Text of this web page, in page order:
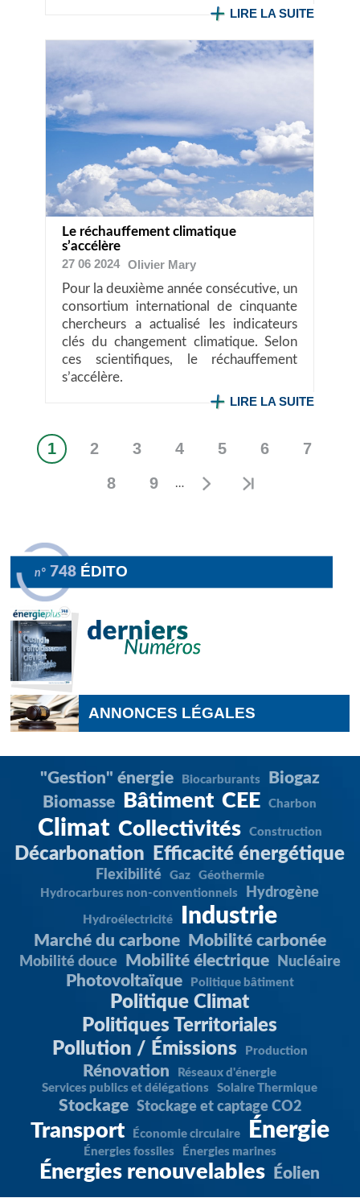
LIRE LA SUITE
Le réchauffement climatique
s’accélère
27 06 2024 Olivier Mary
Pour la deuxième année consécutive, un
consortium international de cinquante
chercheurs a actualisé les indicateurs
clés du changement climatique. Selon
ces scientifiques, le réchauffement
s’accélère.
LIRE LA SUITE
Pagination
Page
courante
1 Page
2 Page
3 Page
4 Page
5 Page
6 Page
7
Page
8 Page
9 …
n° 748 ÉDITO
ANNONCES LÉGALES
"Gestion" énergie Biocarburants
Biogaz
Biomasse
Bâtiment CEE Charbon
Climat Collectivités Construction
Décarbonation Efficacité énergétique
Flexibilité Gaz
Géothermie
Hydrocarbures non-conventionnels
Hydrogène
Hydroélectricité Industrie
Marché du carbone Mobilité carbonée
Mobilité douce Mobilité électrique Nucléaire
Photovoltaïque Politique bâtiment
Politique Climat
Politiques Territoriales
Pollution / Émissions
Production
Rénovation
Réseaux d'énergie
Services publics et délégations
Solaire Thermique
Stockage Stockage et captage CO2
Transport Économie circulaire Énergie
Énergies fossiles Énergies marines
Énergies renouvelables Éolien